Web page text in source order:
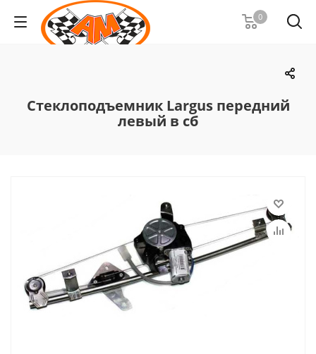
0
Стеклоподъемник Largus передний
левый в сб